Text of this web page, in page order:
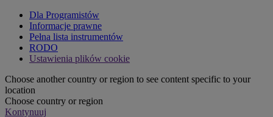
Dla Programistów
Informacje prawne
Pełna lista instrumentów
RODO
Ustawienia plików cookie
Choose another country or region to see content specific to your
location
Choose country or region
Kontynuuj